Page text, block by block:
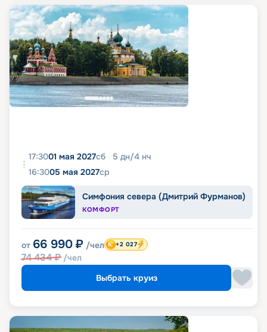
17:3001 мая 2027сб 5 дн/4 нч
16:3005 мая 2027ср
Симфония севера (Дмитрий Фурманов)
КОМФОРТ
от 66 990 ₽ /чел
74 434₽ /чел
+2 027
Выбрать круиз